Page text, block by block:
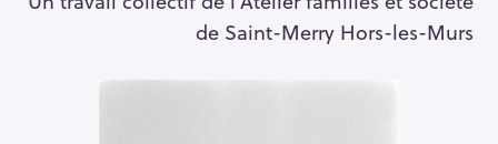
de Saint-Merry Hors-les-Murs